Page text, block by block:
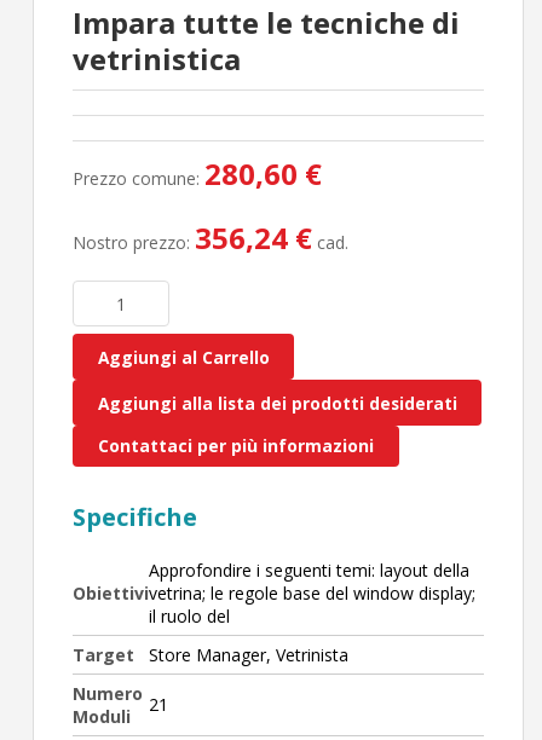
Impara tutte le tecniche di
vetrinistica
Prezzo comune: 280,60 €
Nostro prezzo: 356,24 € cad.
Aggiungi al Carrello
Aggiungi alla lista dei prodotti desiderati
Contattaci per più informazioni
Specifiche
Obiettivi
Approfondire i seguenti temi: layout della
vetrina; le regole base del window display;
il ruolo del
Target
Store Manager, Vetrinista
Numero
Moduli
21